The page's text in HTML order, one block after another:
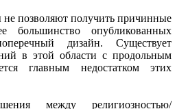
позволяют получить причинные
большинство опубликованных
дизайн. Существует
в этой области с продольным
главным недостатком этих
между религиозностью/